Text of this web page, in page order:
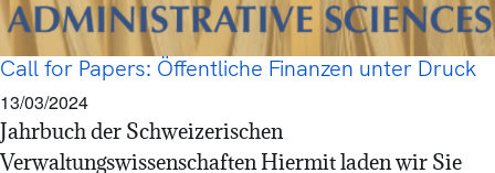
Call for Papers: Öffentliche Finanzen unter Druck
13/03/2024
Jahrbuch der Schweizerischen
Verwaltungswissenschaften Hiermit laden wir Sie